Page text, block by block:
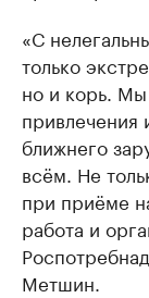
«С
только
но и корь.
привлечения
ближнего
всём. Не
при приёме
работа и
Метшин.